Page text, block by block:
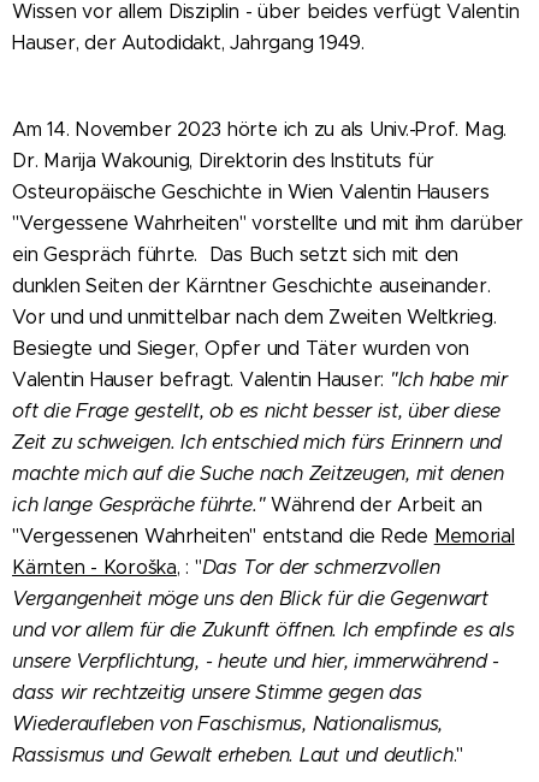
Wissen vor allem Disziplin - über beides verfügt Valentin
Hauser, der Autodidakt, Jahrgang 1949.
Am 14. November 2023 hörte ich zu als Univ.-Prof. Mag.
Dr. Marija Wakounig, Direktorin des Instituts für
Osteuropäische Geschichte in Wien Valentin Hausers
"Vergessene Wahrheiten" vorstellte und mit ihm darüber
ein Gespräch führte. Das Buch setzt sich mit den
dunklen Seiten der Kärntner Geschichte auseinander.
Vor und und unmittelbar nach dem Zweiten Weltkrieg.
Besiegte und Sieger, Opfer und Täter wurden von
Valentin Hauser befragt. Valentin Hauser: "Ich habe mir
oft die Frage gestellt, ob es nicht besser ist, über diese
Zeit zu schweigen. Ich entschied mich fürs Erinnern und
machte mich auf die Suche nach Zeitzeugen, mit denen
ich lange Gespräche führte."Während der Arbeit an
"Vergessenen Wahrheiten" entstand die Rede Memorial
Kärnten - Koroška,: "Das Tor der schmerzvollen
Vergangenheit möge uns den Blick für die Gegenwart
und vor allem für die Zukunft öffnen. Ich empfinde es als
unsere Verpflichtung, - heute und hier, immerwährend -
dass wir rechtzeitig unsere Stimme gegen das
Wiederaufleben von Faschismus, Nationalismus,
Rassismus und Gewalt erheben. Laut und deutlich."